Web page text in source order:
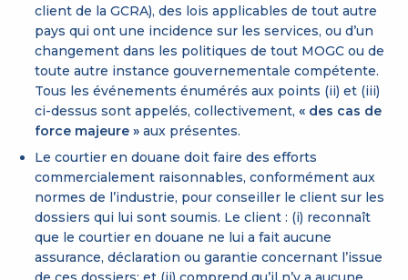
client de la GCRA), des lois applicables de tout autre
pays qui ont une incidence sur les services, ou d’un
changement dans les politiques de tout MOGC ou de
toute autre instance gouvernementale compétente.
Tous les événements énumérés aux points (ii) et (iii)
ci-dessus sont appelés, collectivement, « des cas de
force majeure »aux présentes.
Le courtier en douane doit faire des efforts
commercialement raisonnables, conformément aux
normes de l’industrie, pour conseiller le client sur les
dossiers qui lui sont soumis. Le client : (i) reconnaît
que le courtier en douane ne lui a fait aucune
assurance, déclaration ou garantie concernant l’issue